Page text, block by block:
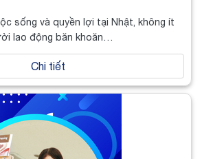
sống và quyền lợi tại Nhật, không ít
lao động băn khoăn…
Chi tiết